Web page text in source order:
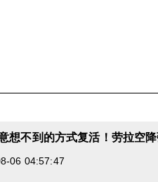
想不到的方式复活！劳拉空降
06 04:57:47